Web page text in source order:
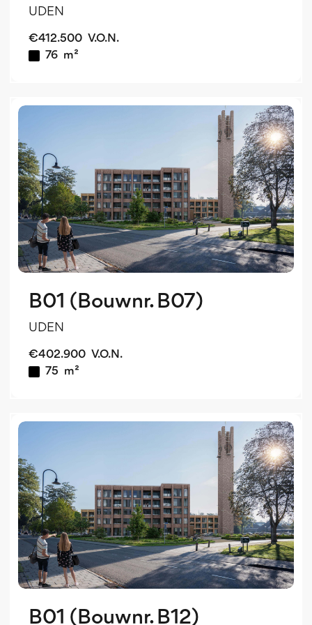
UDEN
€412.500 V.O.N.
76 m²
B01 (Bouwnr. B07)
UDEN
€402.900 V.O.N.
75 m²
B01 (Bouwnr. B12)